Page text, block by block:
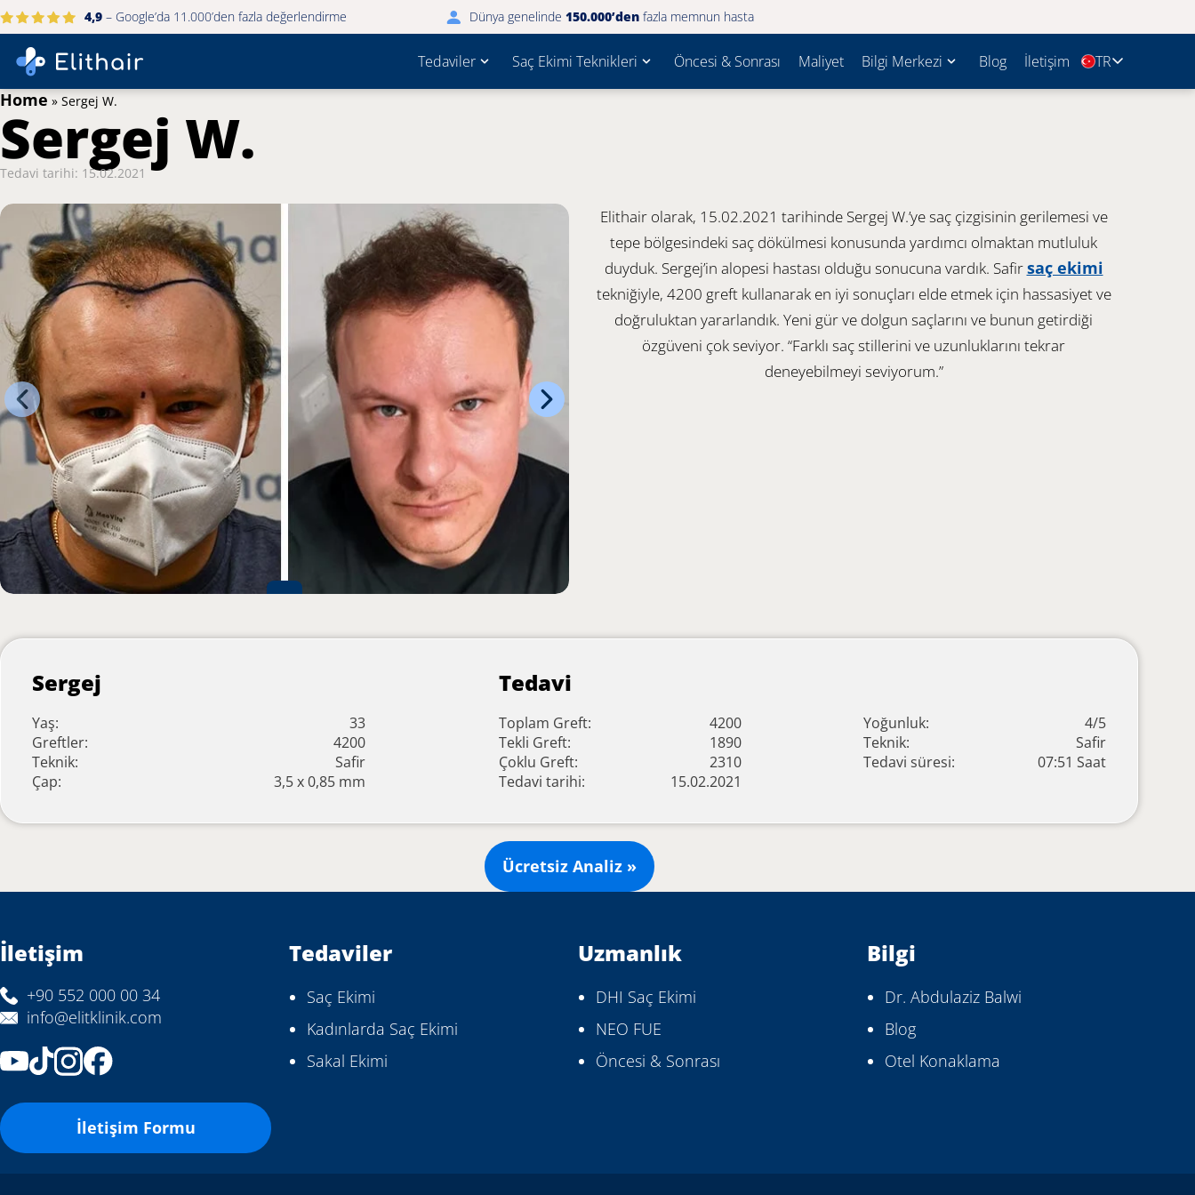
4,9– Google’da 11.000’den fazla değerlendirme Dünya genelinde 150.000’denfazla memnun hasta
Tedaviler Saç Ekimi Teknikleri Öncesi & Sonrası Maliyet Bilgi Merkezi Blog İletişim 🇹🇷TR
Home » Sergej W.
Sergej W.
Tedavi tarihi: 15.02.2021
Elithair olarak, 15.02.2021 tarihinde Sergej W.’ye saç çizgisinin gerilemesi ve
tepe bölgesindeki saç dökülmesi konusunda yardımcı olmaktan mutluluk
duyduk. Sergej’in alopesi hastası olduğu sonucuna vardık. Safirsaç ekimi
tekniğiyle, 4200 greft kullanarak en iyi sonuçları elde etmek için hassasiyet ve
doğruluktan yararlandık. Yeni gür ve dolgun saçlarını ve bunun getirdiği
özgüveni çok seviyor. “Farklı saç stillerini ve uzunluklarını tekrar
deneyebilmeyi seviyorum.”
Sergej
Yaş:
33
Greftler:
4200
Teknik:
Safir
Çap:
3,5 x 0,85 mm
Tedavi
Toplam Greft:
4200
Tekli Greft:
1890
Çoklu Greft:
2310
Tedavi tarihi:
15.02.2021
Yoğunluk:
4/5
Teknik:
Safir
Tedavi süresi:
07:51 Saat
Ücretsiz Analiz »
İletişim
+90 552 000 00 34
info@elitklinik.com
İletişim Formu
Tedaviler
Saç Ekimi
Kadınlarda Saç Ekimi
Sakal Ekimi
Uzmanlık
DHI Saç Ekimi
NEO FUE
Öncesi & Sonrası
Bilgi
Dr. Abdulaziz Balwi
Blog
Otel Konaklama